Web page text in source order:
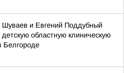
Шуваев и Евгений Поддубный
областную клиническую
Белгороде